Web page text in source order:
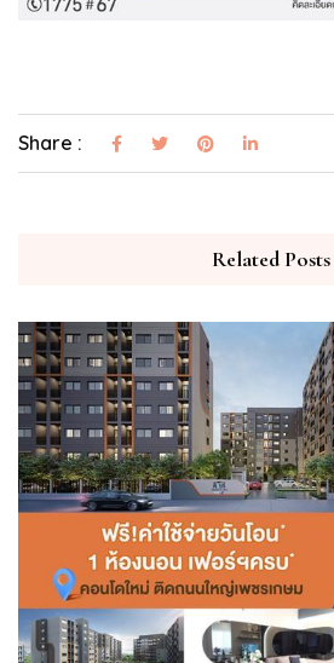
Share :
Related Posts